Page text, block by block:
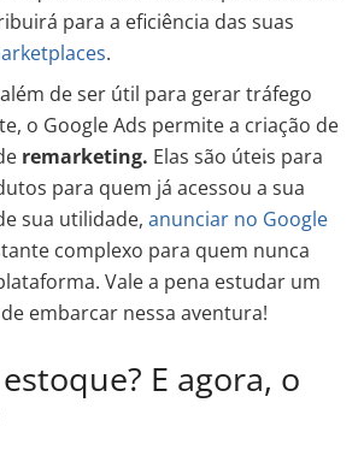
para a eficiência das suas
.
além de ser útil para gerar tráfego
o Google Ads permite a criação de
remarketing. Elas são úteis para
para quem já acessou a sua
sua utilidade,anunciar no Google
complexo para quem nunca
Vale a pena estudar um
embarcar nessa aventura!
E agora, o